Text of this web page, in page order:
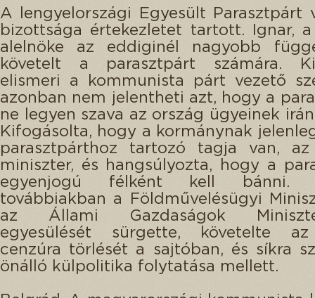
A lengyelországi Egyesült Parasztpárt
bizottsága értekezletet tartott. Ignar,
alelnöke az eddiginél nagyobb
követelt a parasztpárt számára.
elismeri a kommunista párt vezető
azonban nem jelentheti azt, hogy a
ne legyen szava az ország ügyeinek
Kifogásolta, hogy a kormánynak
parasztpárthoz tartozó tagja van, az
miniszter, és hangsúlyozta, hogy a
egyenjogú félként kell bánni.
továbbiakban a Földművelésügyi
az Állami Gazdaságok
egyesülését sürgette, követelte
cenzúra törlését a sajtóban, és síkra
önálló külpolitika folytatása mellett.